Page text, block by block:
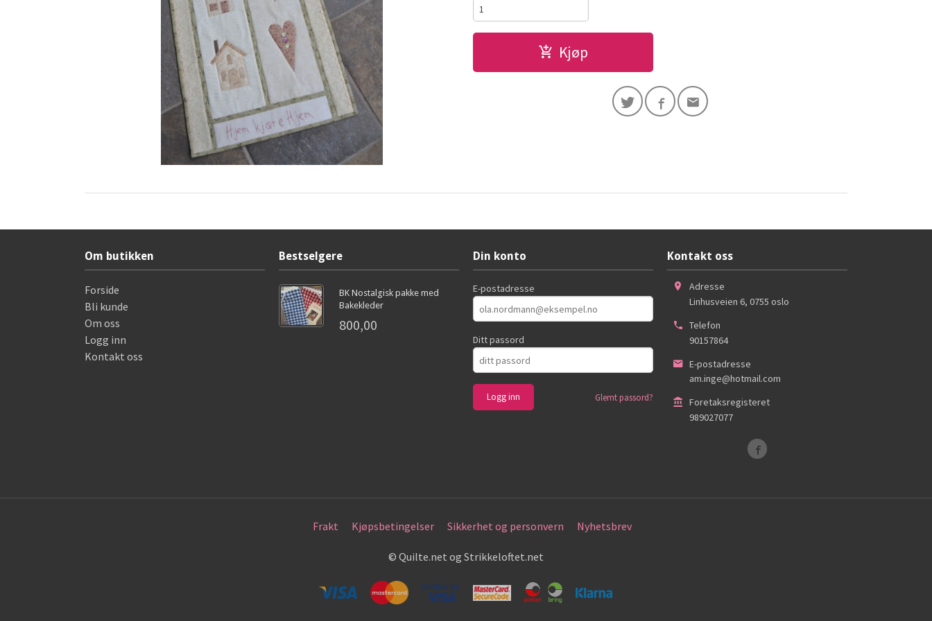
Kjøp
Om butikken
Forside
Bli kunde
Om oss
Logg inn
Kontakt oss
Bestselgere
BK Nostalgisk pakke med
Bakekleder
800,00
Din konto
E-postadresse
Ditt passord
Glemt passord?
Kontakt oss
Adresse
Linhusveien 6, 0755 oslo
Telefon
90157864
E-postadresse
am.inge@hotmail.com
Foretaksregisteret
989027077
Frakt Kjøpsbetingelser Sikkerhet og personvern Nyhetsbrev
© Quilte.net og Strikkeloftet.net